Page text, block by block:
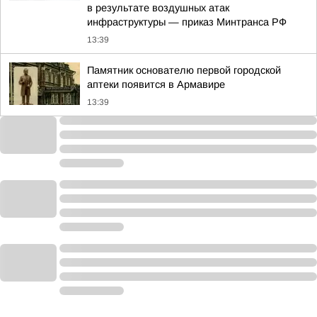
в результате воздушных атак
инфраструктуры — приказ Минтранса РФ
13:39
Памятник основателю первой городской
аптеки появится в Армавире
13:39